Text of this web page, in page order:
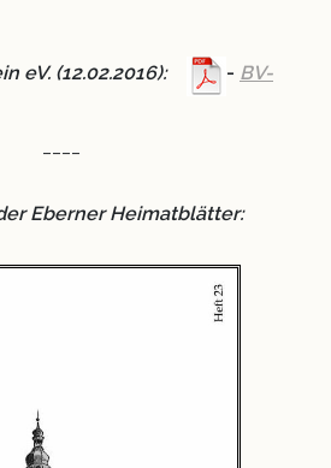
eV. (12.02.2016): - BV-
Eberner Heimatblätter: